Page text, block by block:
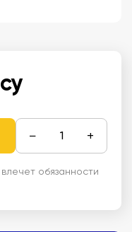
− +
обязанности